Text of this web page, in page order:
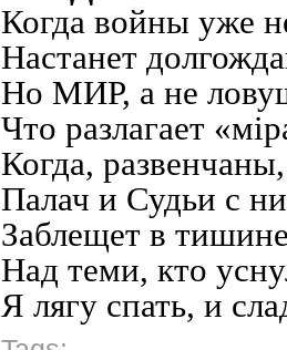
Когда войны уже
Настанет
Но МИР, а не
Что разлагает
Когда,
Палач и Судьи с
Заблещет в
Над теми, кто
Я лягу спать, и